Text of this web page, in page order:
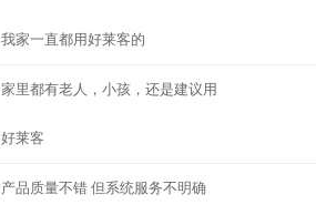
我家一直都用好莱客的
家里都有老人，小孩，还是建议用
好莱客
产品质量不错 但系统服务不明确